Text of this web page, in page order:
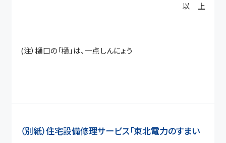
以 上
(注）樋口の「樋」は、一点しんにょう
（別紙）住宅設備修理サービス「東北電力のすまい